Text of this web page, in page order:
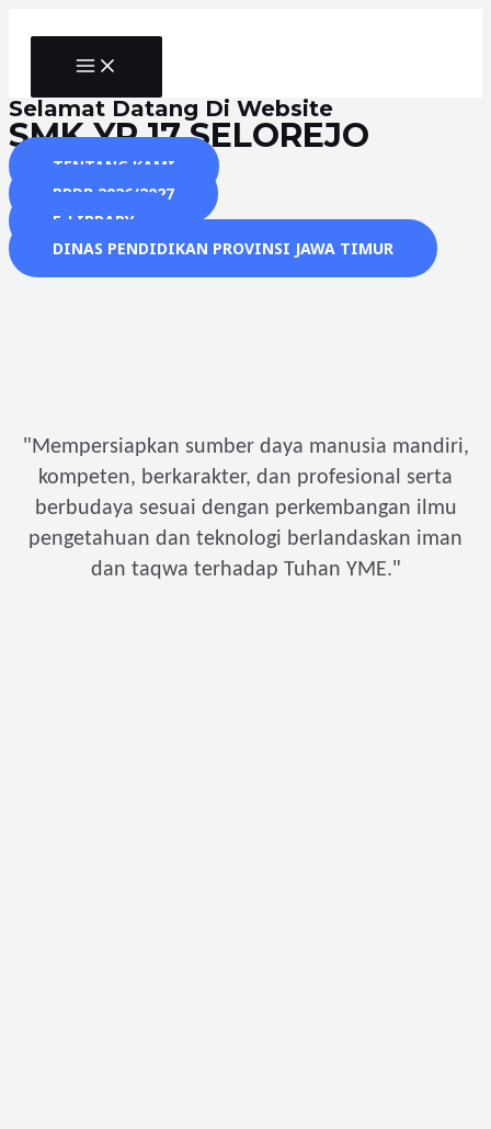
MAIN
MENU
Selamat Datang Di Website
SMK YP 17 SELOREJO
TENTANG KAMI
PPDB 2026/2027
E-LIBRARY
DINAS PENDIDIKAN PROVINSI JAWA TIMUR
"Mempersiapkan sumber daya manusia mandiri,
kompeten, berkarakter, dan profesional serta
berbudaya sesuai dengan perkembangan ilmu
pengetahuan dan teknologi berlandaskan iman
dan taqwa terhadap Tuhan YME."